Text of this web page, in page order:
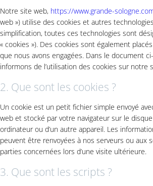
de
Demain
Notre site web, https://www.grande-
web ») utilise des cookies et autres
simplification, toutes ces technologies sont
« cookies »). Des cookies sont également
que nous avons engagées. Dans le document
informons de l’utilisation des cookies sur notre
2. Que sont les cookies ?
Un cookie est un petit fichier simple envoyé
web et stocké par votre navigateur sur le
ordinateur ou d’un autre appareil. Les
peuvent être renvoyées à nos serveurs ou aux
parties concernées lors d’une visite ultérieure.
3. Que sont les scripts ?